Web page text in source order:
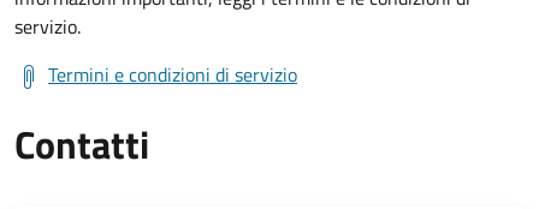
servizio.
Termini e condizioni di servizio
Contatti